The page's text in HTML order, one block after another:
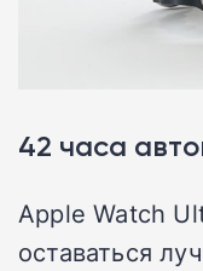
42 часа
Apple Watch
оставаться